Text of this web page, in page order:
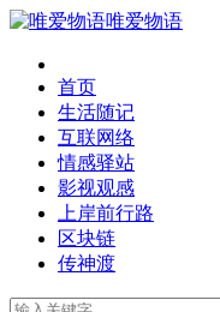
唯爱物语
首页
生活随记
互联网络
情感驿站
影视观感
上岸前行路
区块链
传神渡